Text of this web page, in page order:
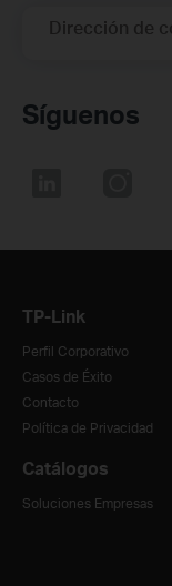
Dirección de
Síguenos
TP-Link
Perfil Corporativo
Casos de Éxito
Contacto
Política de Privacidad
Catálogos
Soluciones Empresas